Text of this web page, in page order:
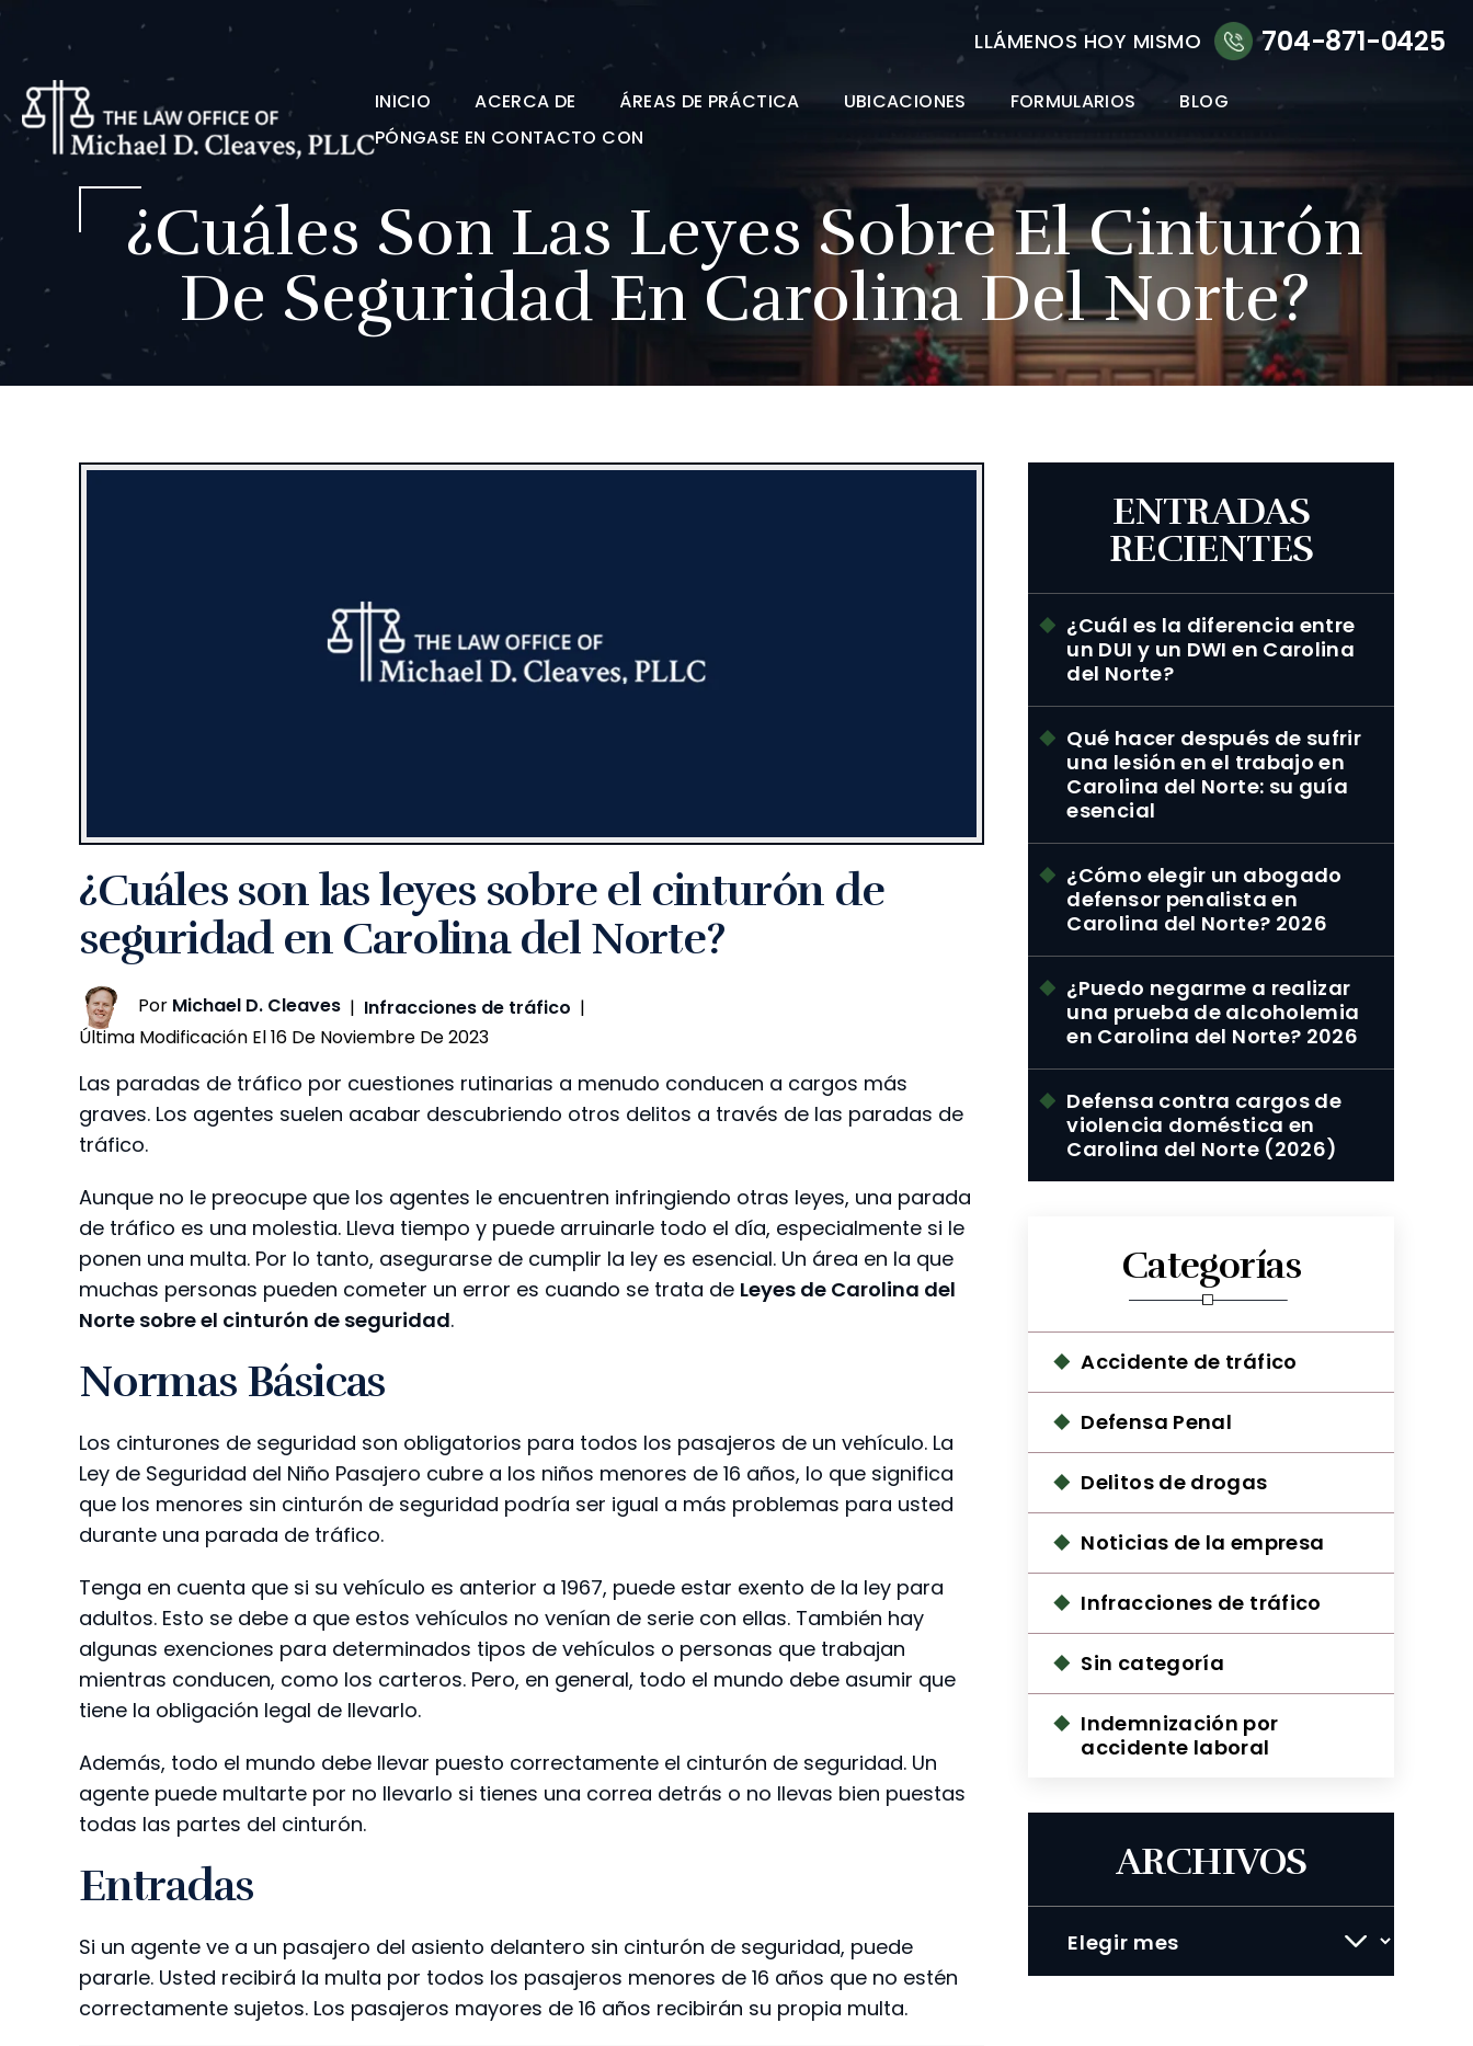
LLÁMENOS HOY MISMO 704-871-0425
INICIO ACERCA DE ÁREAS DE PRÁCTICA UBICACIONES FORMULARIOS
BLOG
PÓNGASE EN CONTACTO CON
¿Cuáles Son Las Leyes Sobre El Cinturón
De Seguridad En Carolina Del Norte?
¿Cuáles son las leyes sobre el cinturón de
seguridad en Carolina del Norte?
Por Michael D. Cleaves | Infracciones de tráfico |
Última Modificación El 16 De Noviembre De 2023
Las paradas de tráfico por cuestiones rutinarias a menudo conducen a cargos más
graves. Los agentes suelen acabar descubriendo otros delitos a través de las paradas de
tráfico.
Aunque no le preocupe que los agentes le encuentren infringiendo otras leyes, una parada
de tráfico es una molestia. Lleva tiempo y puede arruinarle todo el día, especialmente si le
ponen una multa. Por lo tanto, asegurarse de cumplir la ley es esencial. Un área en la que
muchas personas pueden cometer un error es cuando se trata de Leyes de Carolina del
Norte sobre el cinturón de seguridad.
Normas Básicas
Los cinturones de seguridad son obligatorios para todos los pasajeros de un vehículo. La
Ley de Seguridad del Niño Pasajero cubre a los niños menores de 16 años, lo que significa
que los menores sin cinturón de seguridad podría ser igual a más problemas para usted
durante una parada de tráfico.
Tenga en cuenta que si su vehículo es anterior a 1967, puede estar exento de la ley para
adultos. Esto se debe a que estos vehículos no venían de serie con ellas. También hay
algunas exenciones para determinados tipos de vehículos o personas que trabajan
mientras conducen, como los carteros. Pero, en general, todo el mundo debe asumir que
tiene la obligación legal de llevarlo.
Además, todo el mundo debe llevar puesto correctamente el cinturón de seguridad. Un
agente puede multarte por no llevarlo si tienes una correa detrás o no llevas bien puestas
todas las partes del cinturón.
Entradas
Si un agente ve a un pasajero del asiento delantero sin cinturón de seguridad, puede
pararle. Usted recibirá la multa por todos los pasajeros menores de 16 años que no estén
correctamente sujetos. Los pasajeros mayores de 16 años recibirán su propia multa.
ENTRADAS
RECIENTES
¿Cuál es la diferencia entre
un DUI y un DWI en Carolina
del Norte?
Qué hacer después de sufrir
una lesión en el trabajo en
Carolina del Norte: su guía
esencial
¿Cómo elegir un abogado
defensor penalista en
Carolina del Norte? 2026
¿Puedo negarme a realizar
una prueba de alcoholemia
en Carolina del Norte? 2026
Defensa contra cargos de
violencia doméstica en
Carolina del Norte (2026)
Categorías
Accidente de tráfico
Defensa Penal
Delitos de drogas
Noticias de la empresa
Infracciones de tráfico
Sin categoría
Indemnización por
accidente laboral
ARCHIVOS